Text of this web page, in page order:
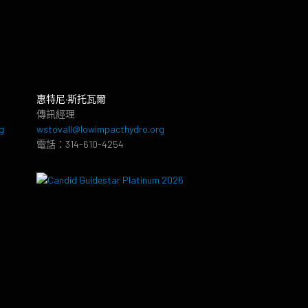
惠特尼·斯托瓦爾
傳訊經理
wstovall@lowimpacthydro.org
電話：314-610-4254